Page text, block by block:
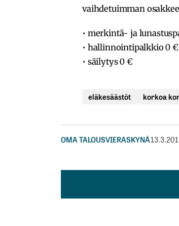
vaihdetuimman
• merkintä- ja
• hallinnointipalkkio 0 €
• säilytys 0 €
eläkesäästöt korkoa
OMA TALOUSVIERASKYNÄ